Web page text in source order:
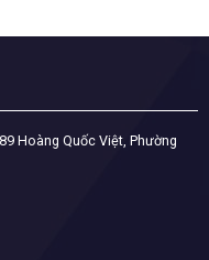
Hoàng Quốc Việt, Phường